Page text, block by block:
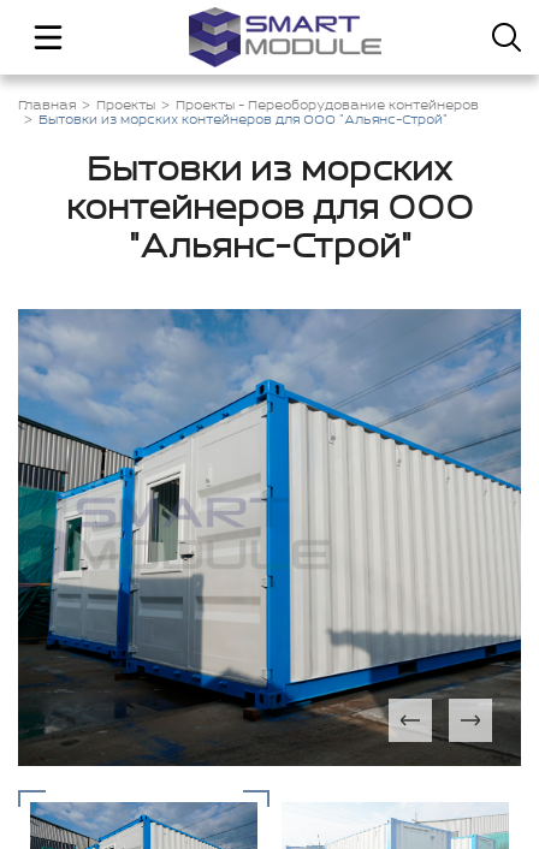
Главная Проекты
Проекты - Переоборудование контейнеров
Бытовки из морских контейнеров для ООО "Альянс-Строй"
Бытовки из морских
контейнеров для ООО
"Альянс-Строй"